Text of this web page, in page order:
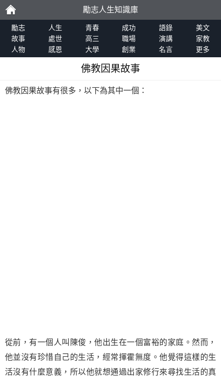
勵
志
勵志人生知識庫
勵志 人生 青春 成功 語錄
美文
故事
處世 高三 職場 演講
家教
人物
感恩 大學 創業 名言 更多
佛教因果故事
佛教因果故事有很多，以下為其中一個：
從前，有一個人叫陳俊，他出生在一個富裕的家庭。然而，
他並沒有珍惜自己的生活，經常揮霍無度。他覺得這樣的生
活沒有什麼意義，所以他就想通過出家修行來尋找生活的真